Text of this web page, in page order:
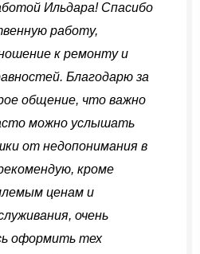
Ильдара! Спасибо
работу,
к ремонту и
Благодарю за
общение, что важно
можно услышать
от недопонимания в
кроме
ценам и
очень
оформить тех